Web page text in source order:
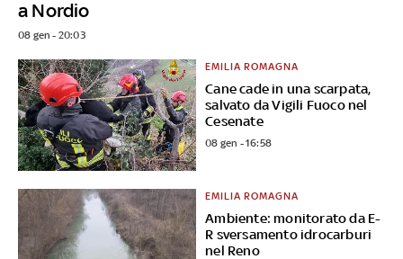
a Nordio
08 gen - 20:03
Cane cade in una scarpata,
salvato da Vigili Fuoco nel
Cesenate
EMILIA ROMAGNA
08 gen - 16:58
Ambiente: monitorato da E-
R sversamento idrocarburi
nel Reno
EMILIA ROMAGNA